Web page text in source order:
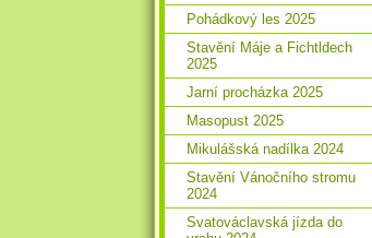
Pohádkový les 2025
Stavění Máje a Fichtldech
2025
Jarní procházka 2025
Masopust 2025
Mikulášská nadílka 2024
Stavění Vánočního stromu
2024
Svatováclavská jízda do